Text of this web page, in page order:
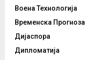
Воена Технологија
Временска Прогноза
Дијаспора
Дипломатија